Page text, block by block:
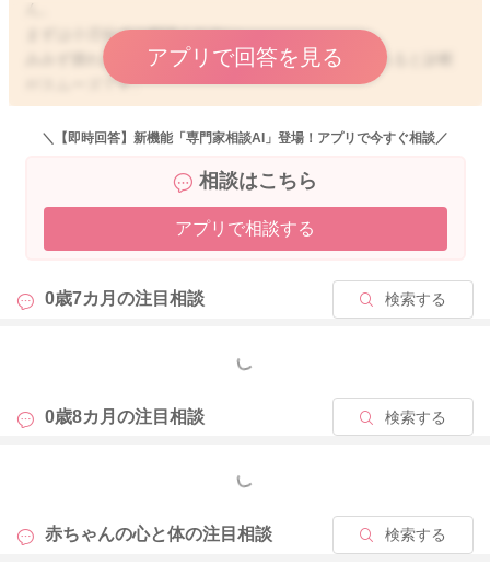
まずは小児科でご相談ください。
みみず腫れの箇所の写真を何枚か用意してから行かれると診断
がスムーズです。
どうぞお大事になされてくださいね。
アプリで回答を見る
＼【即時回答】新機能「専門家相談AI」登場！アプリで今すぐ相談／
相談はこちら
アプリで相談する
0歳7カ月の注目相談 検索する
もっと見る
0歳8カ月の注目相談 検索する
もっと見る
赤ちゃんの心と体の注目相談 検索する